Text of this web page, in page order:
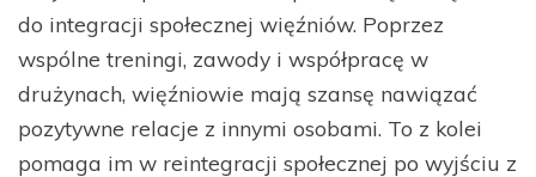
do integracji społecznej więźniów. Poprzez
wspólne treningi, zawody i współpracę w
drużynach, więźniowie mają szansę nawiązać
pozytywne relacje z innymi osobami. To z kolei
pomaga im w reintegracji społecznej po wyjściu z